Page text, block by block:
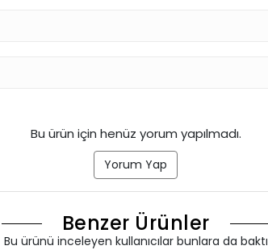
Bu ürün için henüz yorum yapılmadı.
Yorum Yap
Benzer Ürünler
Bu ürünü inceleyen kullanıcılar bunlara da baktı